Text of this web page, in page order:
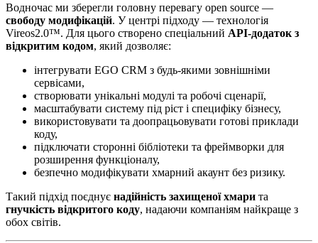
Водночас ми зберегли головну перевагу open source —
свободу модифікацій. У центрі підходу — технологія
Vireos2.0™. Для цього створено спеціальний API-додаток з
відкритим кодом, який дозволяє:
інтегрувати EGO CRM з будь-якими зовнішніми
сервісами,
створювати унікальні модулі та робочі сценарії,
масштабувати систему під ріст і специфіку бізнесу,
використовувати та доопрацьовувати готові приклади
коду,
підключати сторонні бібліотеки та фреймворки для
розширення функціоналу,
безпечно модифікувати хмарний акаунт без ризику.
Такий підхід поєднує надійність захищеної хмари та
гнучкість відкритого коду, надаючи компаніям найкраще з
обох світів.